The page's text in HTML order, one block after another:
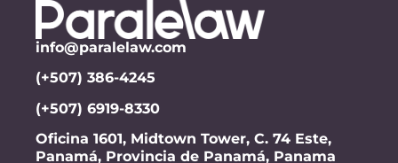
info@paralelaw.com
(+507) 386-4245
(+507) 6919-8330
Oficina 1601, Midtown Tower, C. 74 Este,
Panamá, Provincia de Panamá, Panama